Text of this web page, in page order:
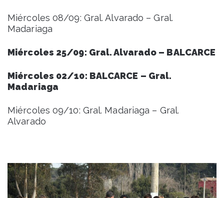
Miércoles 08/09: Gral. Alvarado – Gral.
Madariaga
Miércoles 25/09: Gral. Alvarado – BALCARCE
Miércoles 02/10: BALCARCE – Gral.
Madariaga
Miércoles 09/10: Gral. Madariaga – Gral.
Alvarado